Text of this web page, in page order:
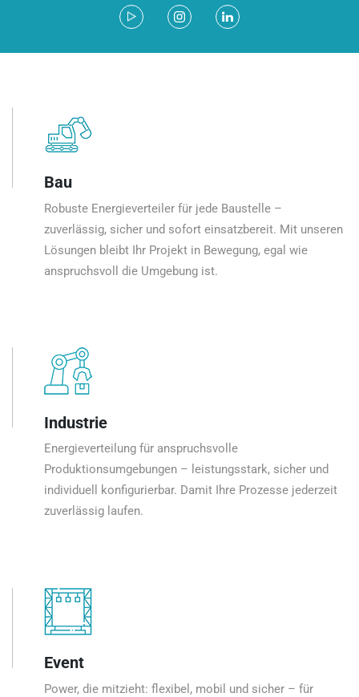
Bau
Robuste Energieverteiler für jede Baustelle –
zuverlässig, sicher und sofort einsatzbereit. Mit unseren
Lösungen bleibt Ihr Projekt in Bewegung, egal wie
anspruchsvoll die Umgebung ist.
Industrie
Energieverteilung für anspruchsvolle
Produktionsumgebungen – leistungsstark, sicher und
individuell konfigurierbar. Damit Ihre Prozesse jederzeit
zuverlässig laufen.
Event
Power, die mitzieht: flexibel, mobil und sicher – für